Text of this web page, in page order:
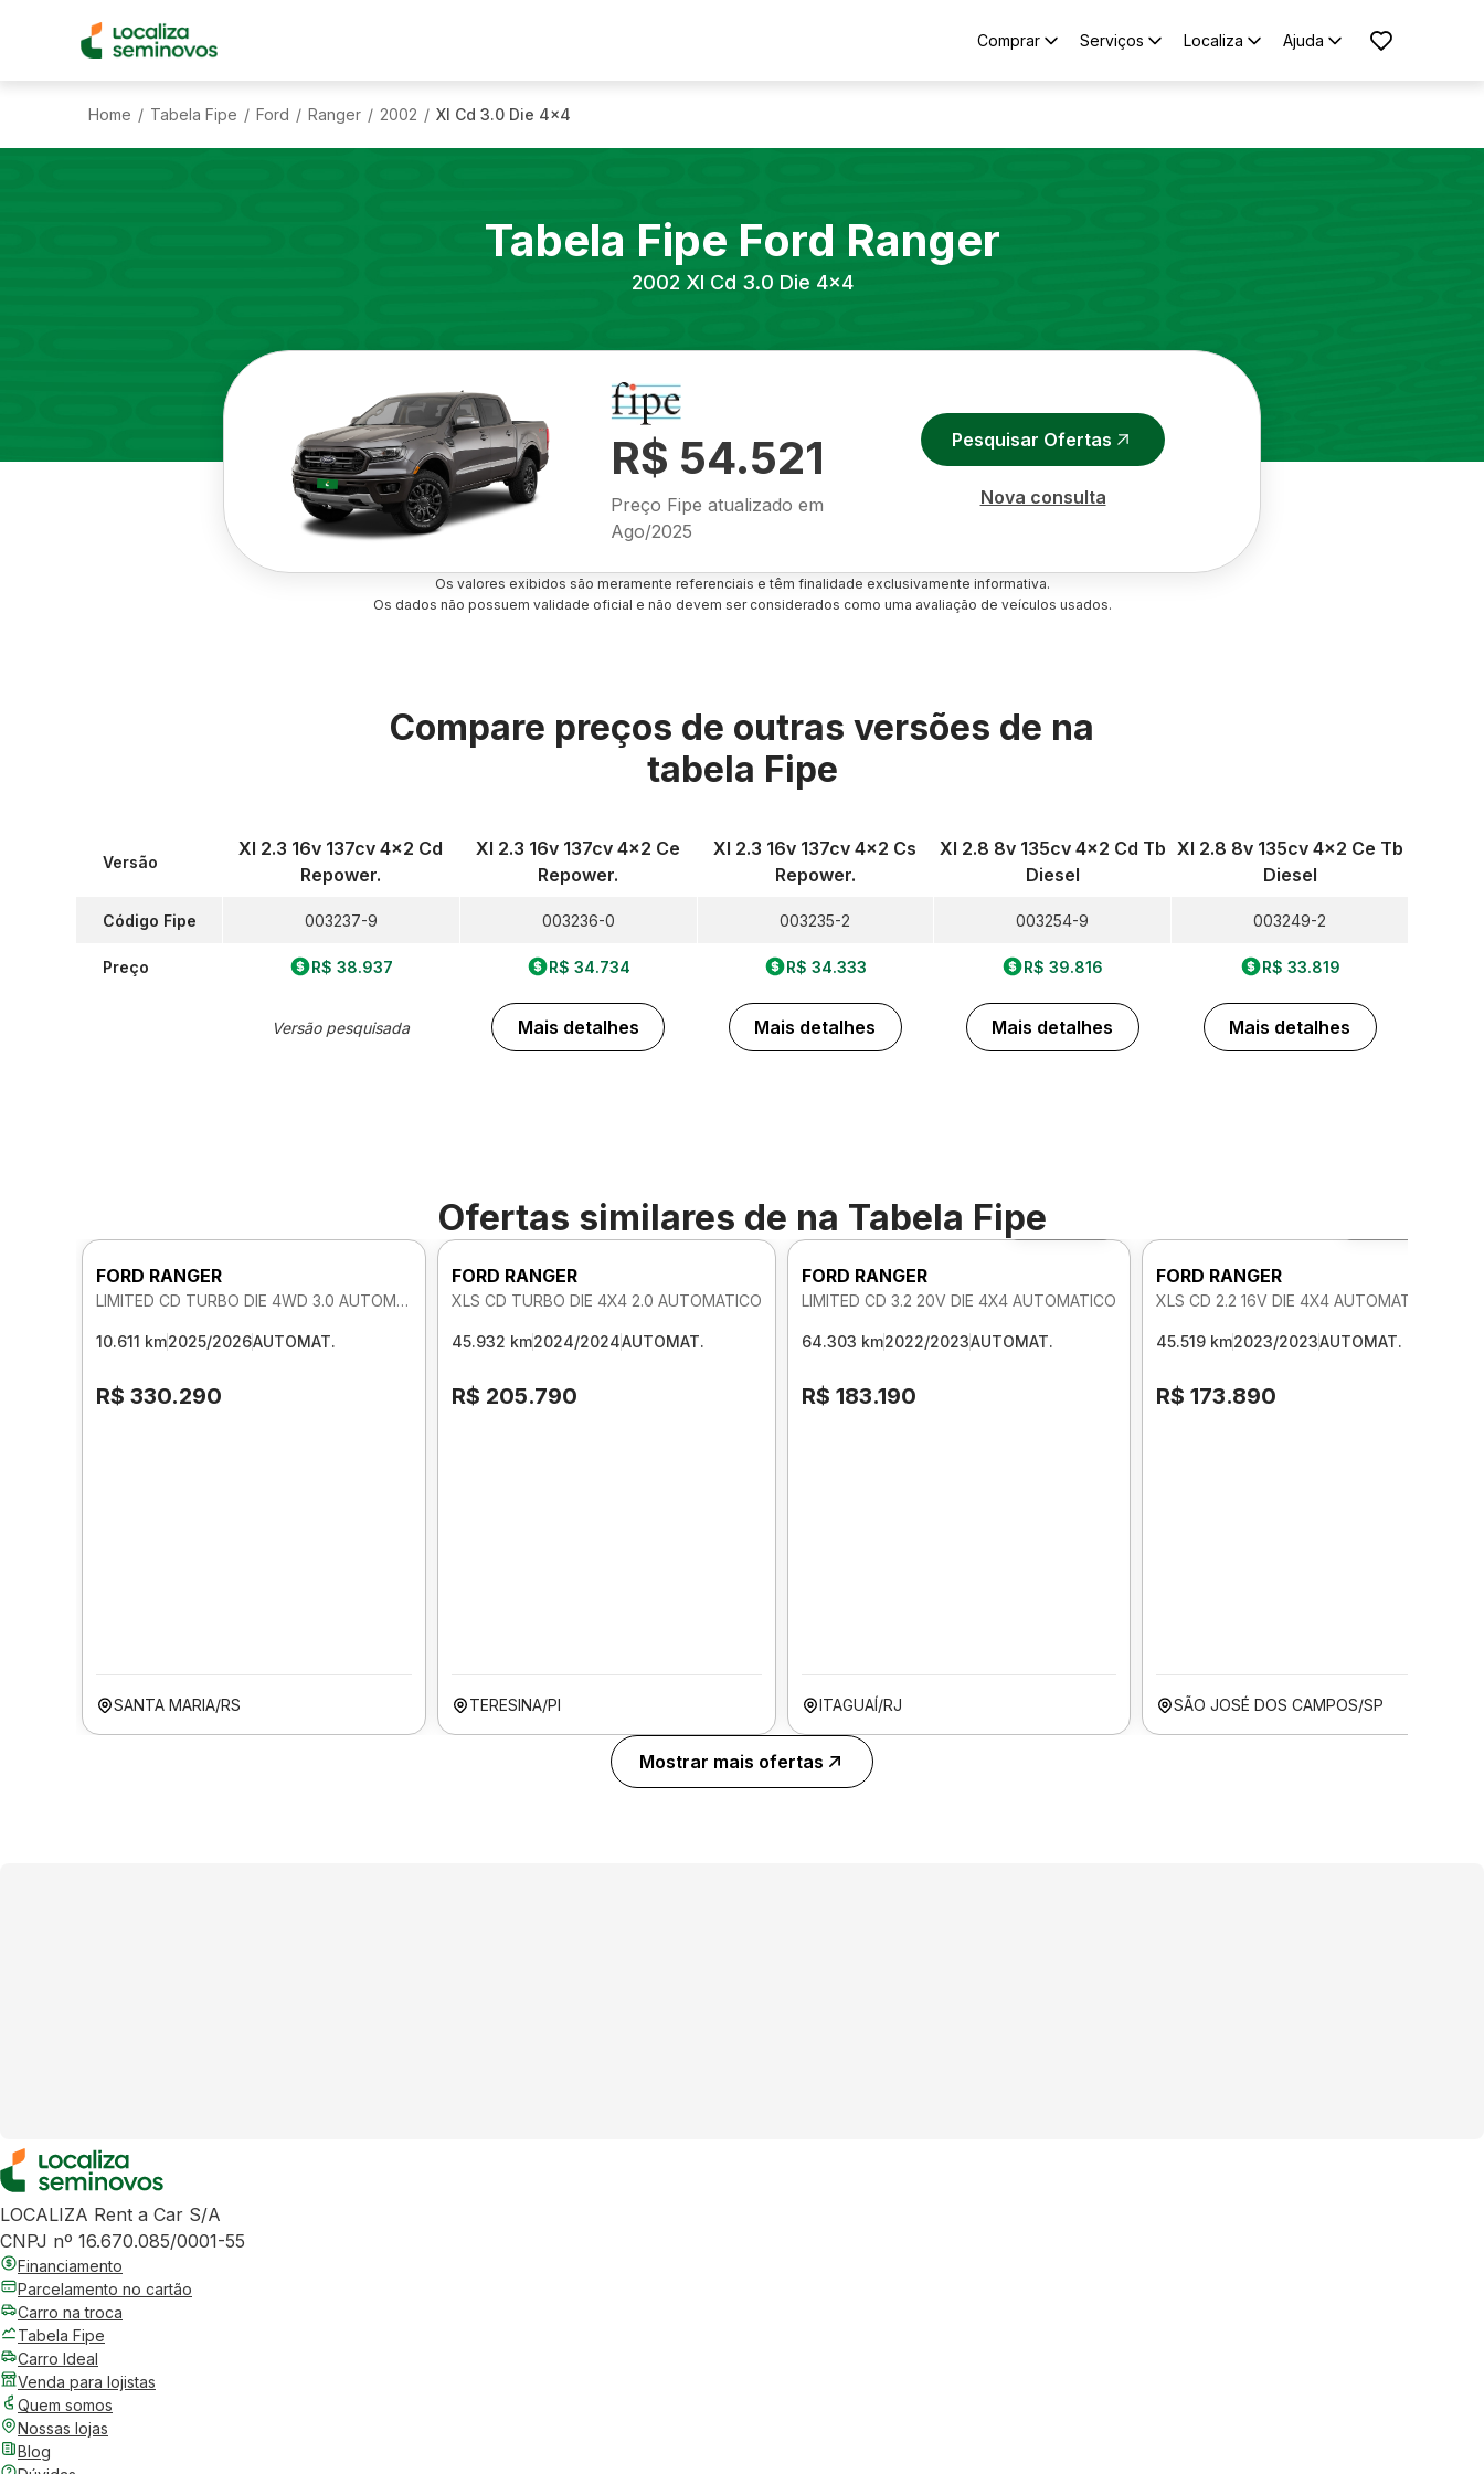
Comprar Serviços Localiza Ajuda
Home / Tabela Fipe / Ford / Ranger / 2002 / Xl Cd 3.0 Die 4x4
Tabela Fipe Ford Ranger
2002 Xl Cd 3.0 Die 4x4
R$ 54.521
Preço Fipe atualizado em
Ago/2025
Pesquisar Ofertas
Nova consulta
Os valores exibidos são meramente referenciais e têm finalidade exclusivamente informativa.
Os dados não possuem validade oficial e não devem ser considerados como uma avaliação de veículos usados.
Compare preços de outras versões de na
tabela Fipe
Versão
Código Fipe
Preço
Xl 2.3 16v 137cv 4x2 Cd
Repower.
003237-9
R$ 38.937
Versão pesquisada
Xl 2.3 16v 137cv 4x2 Ce
Repower.
003236-0
R$ 34.734
Mais detalhes
Xl 2.3 16v 137cv 4x2 Cs
Repower.
003235-2
R$ 34.333
Mais detalhes
Xl 2.8 8v 135cv 4x2 Cd Tb
Diesel
003254-9
R$ 39.816
Mais detalhes
Xl 2.8 8v 135cv 4x2 Ce Tb
Diesel
003249-2
R$ 33.819
Mais detalhes
Ofertas similares de na Tabela Fipe
FORD RANGER
LIMITED CD TURBO DIE 4WD 3.0 AUTOMATICO
10.611 km2025/2026AUTOMAT.
R$ 330.290
SANTA MARIA/RS
FORD RANGER
XLS CD TURBO DIE 4X4 2.0 AUTOMATICO
45.932 km2024/2024AUTOMAT.
R$ 205.790
TERESINA/PI
Foto 360º
FORD RANGER
LIMITED CD 3.2 20V DIE 4X4 AUTOMATICO
64.303 km2022/2023AUTOMAT.
R$ 183.190
ITAGUAÍ/RJ
FORD RANGER
XLS CD 2.2 16V DIE 4X4 AUTOMATICO
45.519 km2023/2023AUTOMAT.
R$ 173.890
SÃO JOSÉ DOS CAMPOS/SP
Mostrar mais ofertas
LOCALIZA Rent a Car S/A
CNPJ nº 16.670.085/0001-55
Financiamento
Parcelamento no cartão
Carro na troca
Tabela Fipe
Carro Ideal
Venda para lojistas
Quem somos
Nossas lojas
Blog